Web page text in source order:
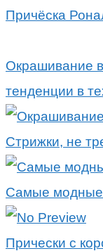
Причёска
Окрашивание
тенденции в
Стрижки, не
Самые модные
Прически с